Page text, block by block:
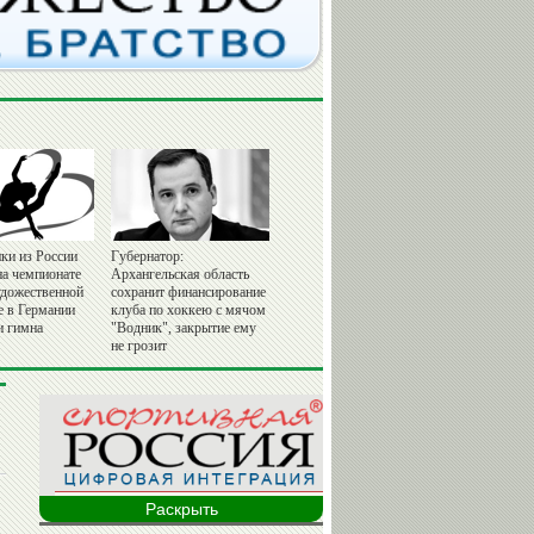
из России
чемпионате
в Германии
гимна
Губернатор:
Архангельская область
сохранит финансирование
клуба по хоккею с мячом
"Водник", закрытие ему
не грозит
Раскрыть